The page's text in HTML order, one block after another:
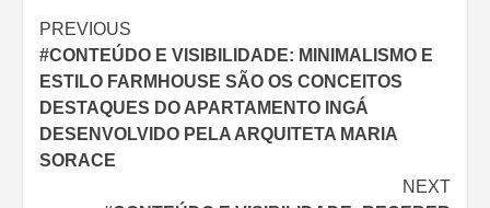
Continue
Reading
PREVIOUS
#CONTEÚDO E VISIBILIDADE: MINIMALISMO E
ESTILO FARMHOUSE SÃO OS CONCEITOS
DESTAQUES DO APARTAMENTO INGÁ
DESENVOLVIDO PELA ARQUITETA MARIA
SORACE
NEXT